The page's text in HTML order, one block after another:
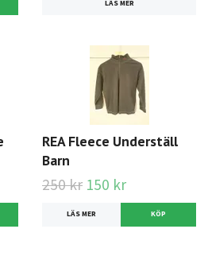
LÄS MER
REA Fleece Underställ
Barn
250 kr 150 kr
LÄS MER